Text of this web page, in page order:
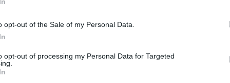
opt-out of the Sale of my Personal Data.
opt-out of processing my Personal Data for Targeted
εμετούς, δυσκολία στην
ξυπνήσει, απαιτείται άμεση ιατρική βοήθεια,
από αλκοόλ.
κυρίως στην καλή ενυδάτωση και